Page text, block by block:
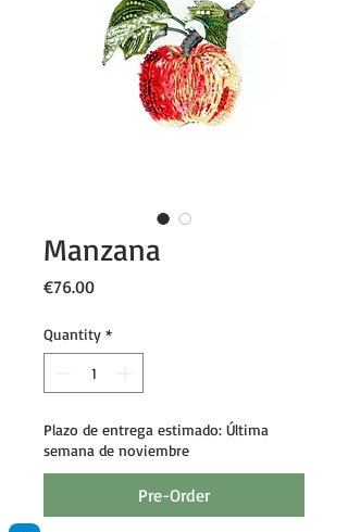
Manzana
€76.00Price
Quantity *
Plazo de entrega estimado: Última
semana de noviembre
Pre-Order